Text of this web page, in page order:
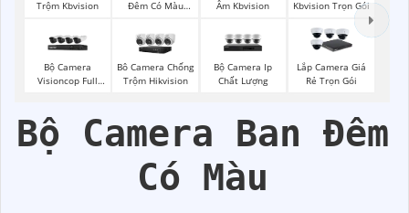
Trộm Kbvision
Đêm Có Màu
Âm Kbvision
Kbvision Trọn Gói
Bộ Camera
Visioncop Full
Bô Camera Chống
Trộm Hikvision
Bộ Camera Ip
Chất Lượng
Lắp Camera Giá
Rẻ Trọn Gói
Bộ Camera Ban Đêm
Có Màu